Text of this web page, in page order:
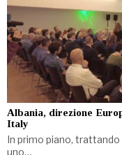
Albania, direzione
Italy
In primo piano, trattando
uno…